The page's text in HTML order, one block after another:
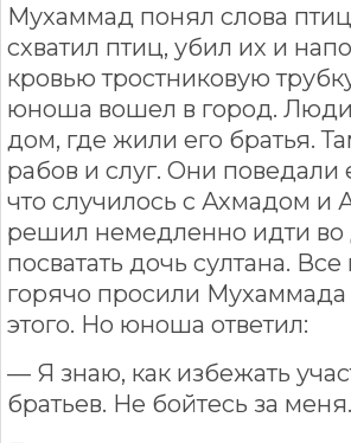
Мухаммад понял слова
схватил птиц, убил их и
кровью тростниковую
юноша вошел в город.
дом, где жили его братья.
рабов и слуг. Они поведали
что случилось с Ахмадом и
решил немедленно идти во
посватать дочь султана.
горячо просили Мухаммада
этого. Но юноша ответил:
— Я знаю, как избежать
братьев. Не бойтесь за меня.